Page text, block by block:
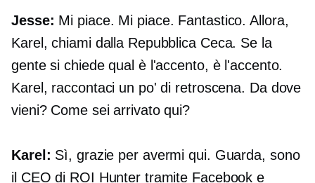
Jesse: Mi piace. Mi piace. Fantastico. Allora,
Karel, chiami dalla Repubblica Ceca. Se la
gente si chiede qual è l'accento, è l'accento.
Karel, raccontaci un po' di retroscena. Da dove
vieni? Come sei arrivato qui?
Karel: Sì, grazie per avermi qui. Guarda, sono
il CEO di ROI Hunter tramite Facebook e